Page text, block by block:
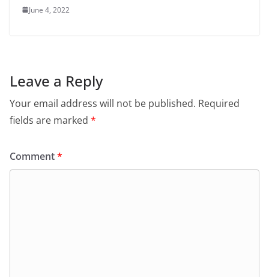
June 4, 2022
Leave a Reply
Your email address will not be published. Required
fields are marked *
Comment*